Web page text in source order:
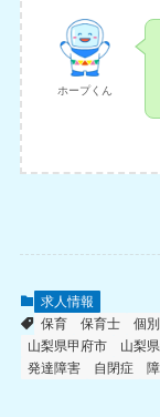
ホープくん
求人情報
保育
保育士 個
山梨県甲府市
山梨
発達障害
自閉症